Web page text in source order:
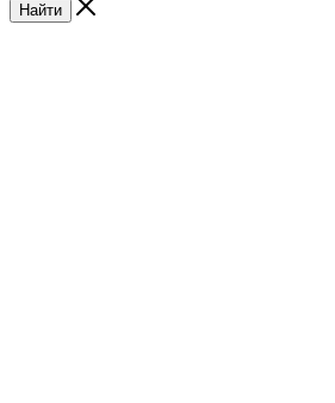
Найти